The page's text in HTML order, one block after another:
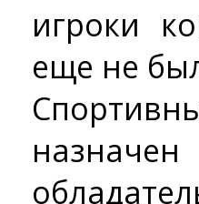
игроки
еще не